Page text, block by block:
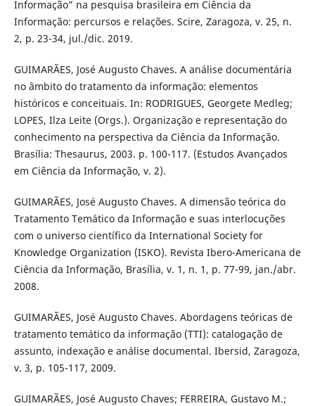
Informação” na pesquisa brasileira em Ciência da
Informação: percursos e relações. Scire, Zaragoza, v. 25, n.
2, p. 23-34, jul./dic. 2019.
GUIMARÃES, José Augusto Chaves. A análise documentária
no âmbito do tratamento da informação: elementos
históricos e conceituais. In: RODRIGUES, Georgete Medleg;
LOPES, Ilza Leite (Orgs.). Organização e representação do
conhecimento na perspectiva da Ciência da Informação.
Brasília: Thesaurus, 2003. p. 100-117. (Estudos Avançados
em Ciência da Informação, v. 2).
GUIMARÃES, José Augusto Chaves. A dimensão teórica do
Tratamento Temático da Informação e suas interlocuções
com o universo científico da International Society for
Knowledge Organization (ISKO). Revista Ibero-Americana de
Ciência da Informação, Brasília, v. 1, n. 1, p. 77-99, jan./abr.
2008.
GUIMARÃES, José Augusto Chaves. Abordagens teóricas de
tratamento temático da informação (TTI): catalogação de
assunto, indexação e análise documental. Ibersid, Zaragoza,
v. 3, p. 105-117, 2009.
GUIMARÃES, José Augusto Chaves; FERREIRA, Gustavo M.;